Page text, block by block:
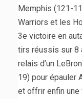
Memphis (121-
Warriors et les
3e victoire en
tirs réussis sur 8
relais d’un
19) pour épauler
et offrir enfin une